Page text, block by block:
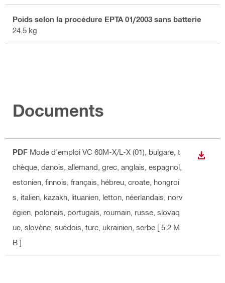
Poids selon la procédure EPTA 01/2003 sans batterie
24.5 kg
Documents
PDF Mode d'emploi VC 60M-X/L-X (01) , bulgare, t
chèque, danois, allemand, grec, anglais, espagnol,
estonien, finnois, français, hébreu, croate, hongroi
s, italien, kazakh, lituanien, letton, néerlandais, norv
égien, polonais, portugais, roumain, russe, slovaq
ue, slovène, suédois, turc, ukrainien, serbe [ 5.2 M
B ]